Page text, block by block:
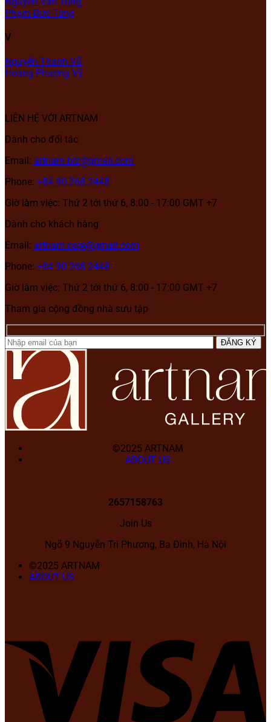
Phạm Đức Tùng
V
Nguyễn Thanh Vũ
Hoàng Phượng Vỹ
LIÊN HỆ VỚI ARTNAM
Dành cho đối tác
Email: artnam.biz@gmail.com
Phone: +84 90 268 2448
Giờ làm việc: Thứ 2 tới thứ 6, 8:00 - 17:00 GMT +7
Dành cho khách hàng
Email: artnam.care@gmail.com
Phone: +84 90 268 2448
Giờ làm việc: Thứ 2 tới thứ 6, 8:00 - 17:00 GMT +7
Tham gia cộng đồng nhà sưu tập
©2025 ARTNAM
ABOUT US
2657158763
Join Us
Ngõ 9 Nguyễn Tri Phương, Ba Đình, Hà Nội
©2025 ARTNAM
ABOUT US